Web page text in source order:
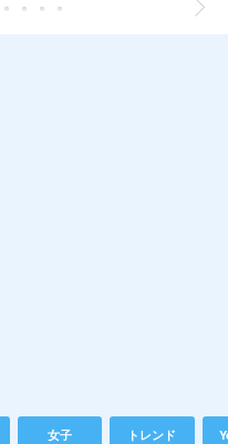
女子 トレンド